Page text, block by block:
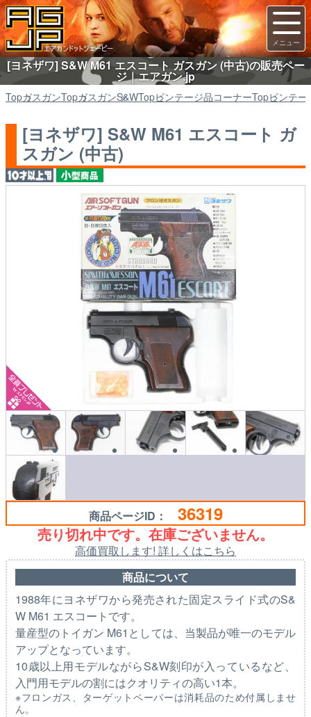
[ヨネザワ] S&W M61 エスコート ガスガン (中古)の販売ペー
ジ｜エアガン.jp
TopガスガンTopガスガンS&WTopビンテージ品コーナーTopビンテ
[ヨネザワ] S&W M61 エスコート ガ
スガン (中古)
商品ページID： 36319
売り切れ中です。在庫ございません。
高価買取します! 詳しくはこちら
商品について
1988年にヨネザワから発売された固定スライド式のS&
W M61 エスコートです。
量産型のトイガン M61としては、当製品が唯一のモデル
アップとなっています。
10歳以上用モデルながらS&W刻印が入っているなど、
入門用モデルの割にはクオリティの高い1本。
※フロンガス、ターゲットペーパーは消耗品のため付属しませ
ん。